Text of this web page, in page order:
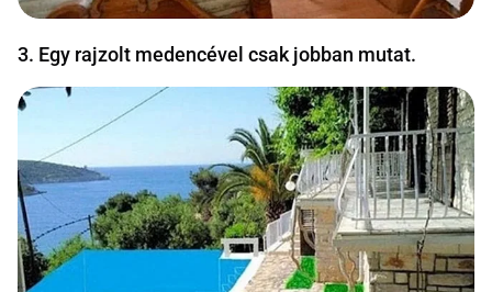
3. Egy rajzolt medencével csak jobban mutat.